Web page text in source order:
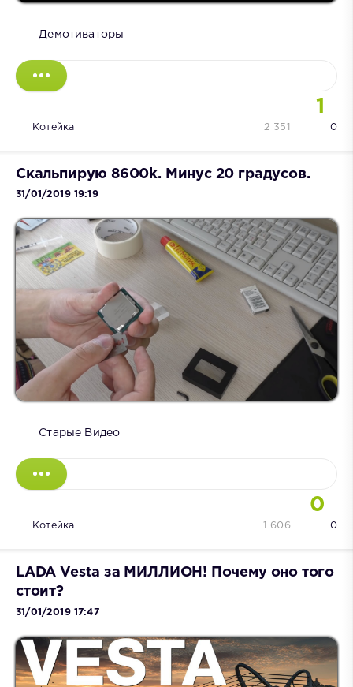
Демотиваторы
1
Котейка 0
2 351
Скальпирую 8600k. Минус 20 градусов.
31/01/2019 19:19
Старые Видео
0
Котейка 0
1 606
LADA Vesta за МИЛЛИОН! Почему оно того
стоит?
31/01/2019 17:47